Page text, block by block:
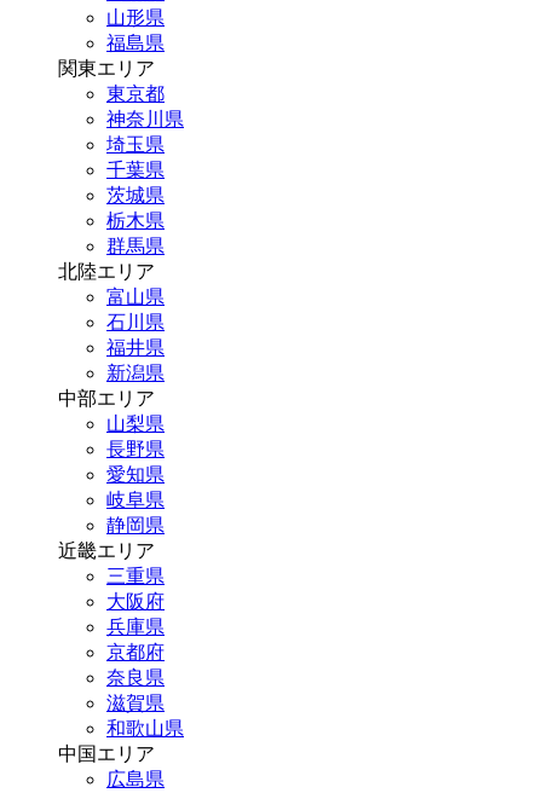
山形県
福島県
関東エリア
東京都
神奈川県
埼玉県
千葉県
茨城県
栃木県
群馬県
北陸エリア
富山県
石川県
福井県
新潟県
中部エリア
山梨県
長野県
愛知県
岐阜県
静岡県
近畿エリア
三重県
大阪府
兵庫県
京都府
奈良県
滋賀県
和歌山県
中国エリア
広島県